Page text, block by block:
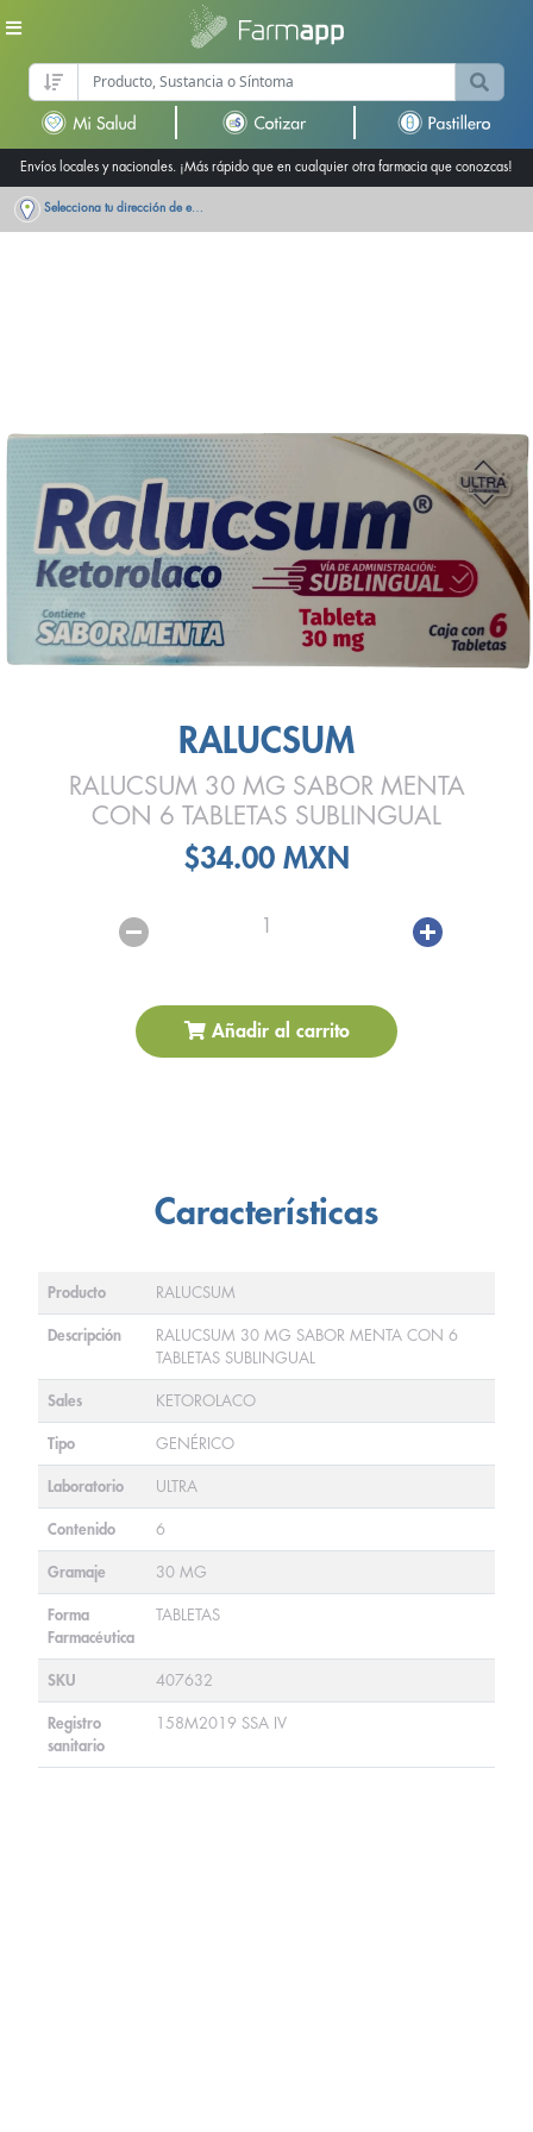
Envíos locales y nacionales. ¡Más rápido que en cualquier otra farmacia que conozcas!
Selecciona tu dirección de entrega
RALUCSUM
RALUCSUM 30 MG SABOR MENTA
CON 6 TABLETAS SUBLINGUAL
$34.00 MXN
1
Añadir al carrito
Características
Producto RALUCSUM
Descripción
RALUCSUM 30 MG SABOR MENTA CON 6
TABLETAS SUBLINGUAL
Sales KETOROLACO
Tipo GENÉRICO
Laboratorio ULTRA
Contenido 6
Gramaje 30 MG
Forma
Farmacéutica
TABLETAS
SKU 407632
Registro
sanitario
158M2019 SSA IV